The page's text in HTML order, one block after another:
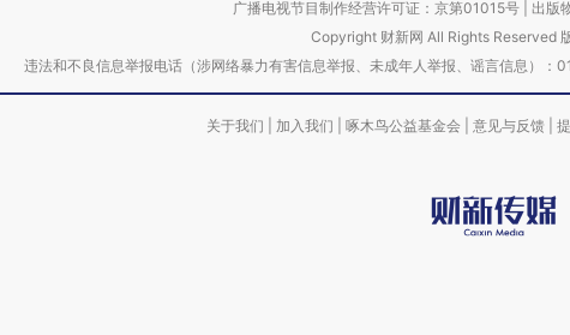
广播电视节目制作经营许可证：京第01015号| 出版
Copyright 财新网 All Rights Reserved
违法和不良信息举报电话（涉网络暴力有害信息举报、未成年人举报、谣言信息
关于我们 加入我们 啄木鸟公益基金会 意见与反馈